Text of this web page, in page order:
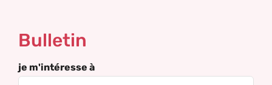
Bulletin
je m'intéresse à